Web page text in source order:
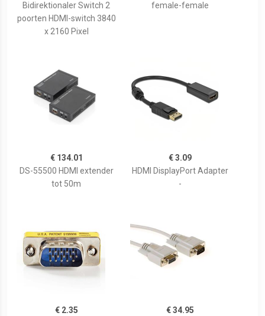
Bidirektionaler Switch 2
poorten HDMI-switch 3840
x 2160 Pixel
female-female
€ 134.01
DS-55500 HDMI extender
tot 50m
€ 3.09
HDMI DisplayPort Adapter
-
€ 2.35
€ 34.95